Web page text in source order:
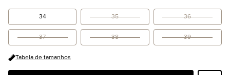
34 35 36
37 38 39
Tabela de tamanhos